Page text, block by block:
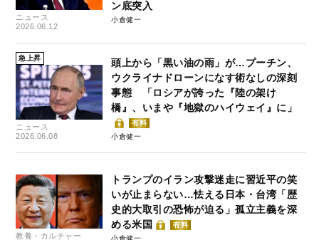
ニュース
2026.06.12
ン底突入
小倉健一
急上昇
ニュース
2026.06.08
頭上から「黒い油の雨」が…プーチン、
ウクライナドローンになす術なしの深刻
事態 「ロシアが誇った『陸の架け
橋』、いまや『地獄のハイウェイ』に」
有料
小倉健一
教養・カルチャー
トランプのイラン攻撃迷走に習近平の笑
いが止まらない…怯える日本・台湾「歴
史的大取引の恐怖が迫る」孤立主義を深
める米国
有料
小倉健一